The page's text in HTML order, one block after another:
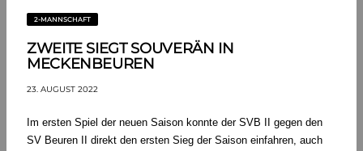
2-MANNSCHAFT
ZWEITE SIEGT SOUVERÄN IN
MECKENBEUREN
23. AUGUST 2022
Im ersten Spiel der neuen Saison konnte der SVB II gegen den
SV Beuren II direkt den ersten Sieg der Saison einfahren, auch